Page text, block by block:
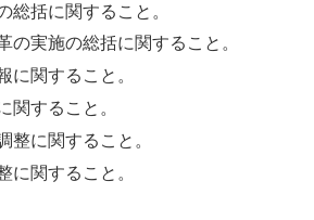
総括に関すること。
の実施の総括に関すること。
に関すること。
関すること。
整に関すること。
に関すること。